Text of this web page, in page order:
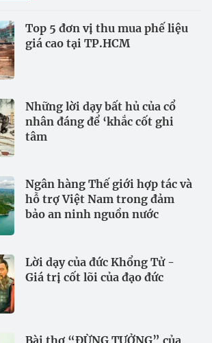
Top 5 đơn vị thu mua phế liệu
giá cao tại TP.HCM
Những lời dạy bất hủ của cổ
nhân đáng để ‘khắc cốt ghi
tâm
Ngân hàng Thế giới hợp tác và
hỗ trợ Việt Nam trong đảm
bảo an ninh nguồn nước
Lời dạy của đức Khổng Tử -
Giá trị cốt lõi của đạo đức
Bài thơ “ĐỪNG TƯỞNG” của